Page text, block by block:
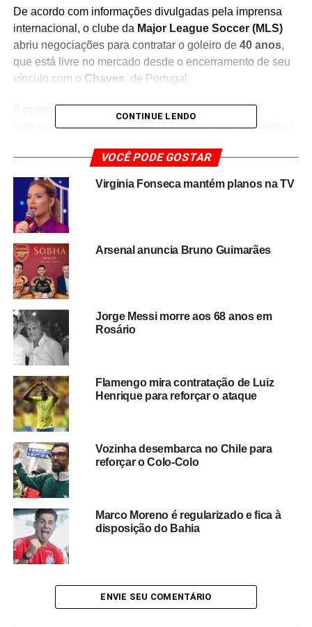
De acordo com informações divulgadas pela imprensa
internacional, o clube da Major League Soccer (MLS)
abriu negociações para contratar o goleiro de 40 anos,
que está livre no mercado desde o encerramento de seu
vínculo com o Chaves, de Portugal.
A possível chegada de Vozinha ao futebol norte-
americano representa mais um capítulo de uma trajetória
do goleiro na Copa do Mundo chamou a atenção por
suas atuações decisivas, contribuindo para que Cabo
Verde conquistasse visibilidade no cenário internacional.
Caso as negociações sejam concluídas, o arqueiro terá a
futebol mundial e reforçar um elenco que segue
investindo em atletas de destaque para ampliar sua
competitividade na MLS.
A expectativa em torno do desfecho da negociação
cresce entre torcedores e analistas esportivos,
especialmente pelo impacto que a contratação pode
carreira de Vozinha, que vive um dos momentos mais
marcantes de sua trajetória no futebol.
TÓPICOS RELACIONADOS CABO VERDE
CHAVES
CONTINUE LENDO
VOCÊ PODE GOSTAR
Virginia Fonseca mantém planos na TV
Arsenal anuncia Bruno Guimarães
Jorge Messi morre aos 68 anos em
Rosário
Flamengo mira contratação de Luiz
Henrique para reforçar o ataque
Vozinha desembarca no Chile para
reforçar o Colo-Colo
Marco Moreno é regularizado e fica à
disposição do Bahia
ENVIE SEU COMENTÁRIO